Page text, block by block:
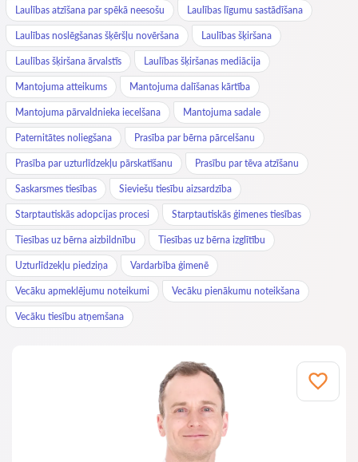
Laulības atzīšana par spēkā neesošu Laulības līgumu sastādīšana
Laulības noslēgšanas šķēršļu novēršana Laulības šķiršana
Laulības šķiršana ārvalstīs Laulības šķiršanas mediācija
Mantojuma atteikums Mantojuma dalīšanas kārtība
Mantojuma pārvaldnieka iecelšana Mantojuma sadale
Paternitātes noliegšana Prasība par bērna pārcelšanu
Prasība par uzturlīdzekļu pārskatīšanu Prasību par tēva atzīšanu
Saskarsmes tiesības Sieviešu tiesību aizsardzība
Starptautiskās adopcijas procesi Starptautiskās ģimenes tiesības
Tiesības uz bērna aizbildnību Tiesības uz bērna izglītību
Uzturlīdzekļu piedziņa Vardarbība ģimenē
Vecāku apmeklējumu noteikumi Vecāku pienākumu noteikšana
Vecāku tiesību atņemšana